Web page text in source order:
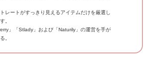
レートがすっきり見えるアイテムだけを厳選し
。
」「Stlady」および「Naturily」の運営を手が
。